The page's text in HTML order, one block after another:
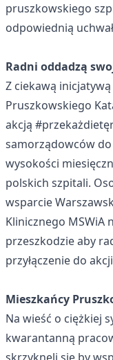
pruszkowskiego
odpowiednią
Radni oddadzą
Z ciekawą
Pruszkowskiego
akcją
samorządowców
wysokości
polskich szpitali.
wsparcie
Klinicznego MSWiA
przeszkodzie aby
przyłączenie do
Mieszkańcy
Na wieść o ciężkiej
kwarantanną